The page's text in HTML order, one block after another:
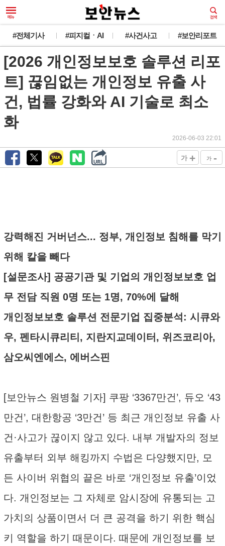
#전체기사 #피지컬ㆍAI #사건사고 #보안리포트
[2026 개인정보보호 솔루션 리포
트] 끊임없는 개인정보 유출 사
건, 법률 강화와 AI 기술로 최소
화
2026-06-03 22:01
가 + 가 -
강력해진 거버넌스... 정부, 개인정보 침해를 막기
위해 칼을 빼다
[설문조사] 공공기관 및 기업의 개인정보보호 업
무 전담 직원 0명 또는 1명, 70%에 달해
개인정보보호 솔루션 전문기업 집중분석: 시큐와
우, 펜타시큐리티, 지란지교데이터, 위즈코리아,
삼오씨엔에스, 에버스핀
[보안뉴스 원병철 기자] 쿠팡 ‘3367만건’, 듀오 ‘43
만건’, 대한항공 ‘3만건’ 등 최근 개인정보 유출 사
건·사고가 끊이지 않고 있다. 내부 개발자의 정보
유출부터 외부 해킹까지 수법은 다양했지만, 모
든 사이버 위협의 끝은 바로 ‘개인정보 유출’이었
다. 개인정보는 그 자체로 암시장에 유통되는 고
가치의 상품이면서 더 큰 공격을 하기 위한 핵심
키 역할을 하기 때문이다. 때문에 개인정보를 보
새로운 뉴스가 도착했습니다.
韓 외교관 전원 해킹 추정... 최대 1만건 유출